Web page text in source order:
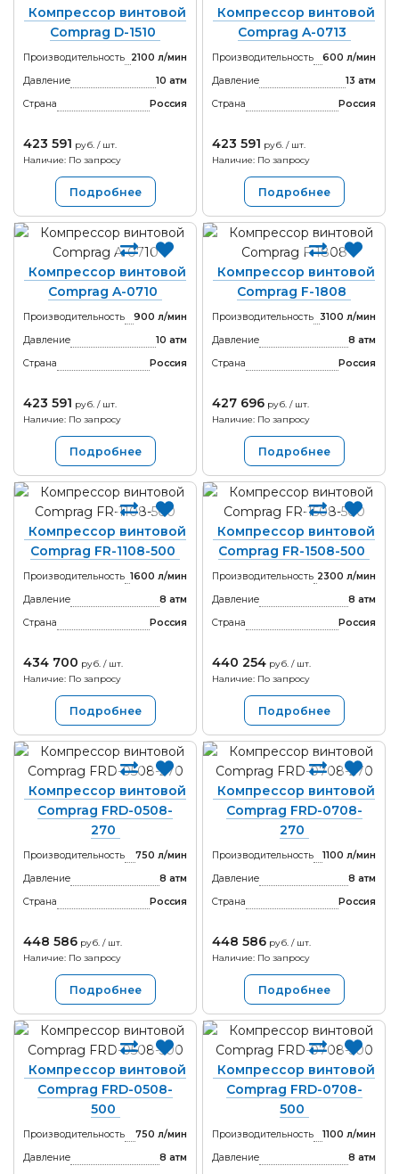
Компрессор винтовой
Comprag D-1510
Производительность
2100 л/мин
Давление
10 атм
Страна
Россия
423 591 руб. / шт.
Наличие: По запросу
Подробнее
Компрессор винтовой
Comprag A-0713
Производительность
600 л/мин
Давление
13 атм
Страна
Россия
423 591 руб. / шт.
Наличие: По запросу
Подробнее
Компрессор винтовой
Comprag A-0710
Производительность
900 л/мин
Давление
10 атм
Страна
Россия
423 591 руб. / шт.
Наличие: По запросу
Подробнее
Компрессор винтовой
Comprag F-1808
Производительность
3100 л/мин
Давление
8 атм
Страна
Россия
427 696 руб. / шт.
Наличие: По запросу
Подробнее
Компрессор винтовой
Comprag FR-1108-500
Производительность 1600 л/мин
Давление
8 атм
Страна
Россия
434 700 руб. / шт.
Наличие: По запросу
Подробнее
Компрессор винтовой
Comprag FR-1508-500
Производительность 2300 л/мин
Давление
8 атм
Страна
Россия
440 254 руб. / шт.
Наличие: По запросу
Подробнее
Компрессор винтовой
Comprag FRD-0508-
270
Производительность
750 л/мин
Давление
8 атм
Страна
Россия
448 586 руб. / шт.
Наличие: По запросу
Подробнее
Компрессор винтовой
Comprag FRD-0708-
270
Производительность
1100 л/мин
Давление
8 атм
Страна
Россия
448 586 руб. / шт.
Наличие: По запросу
Подробнее
Компрессор винтовой
Comprag FRD-0508-
500
Производительность
750 л/мин
Давление
8 атм
Компрессор винтовой
Comprag FRD-0708-
500
Производительность
1100 л/мин
Давление
8 атм